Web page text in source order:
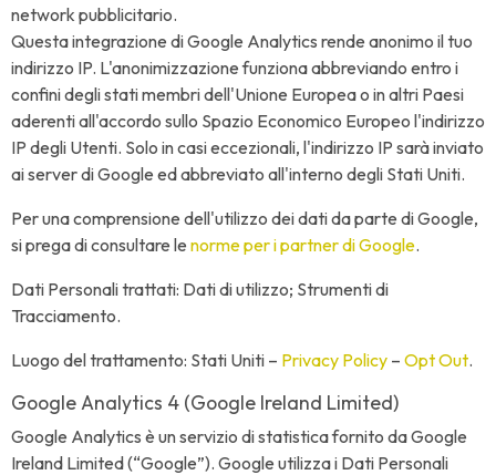
network pubblicitario.
Questa integrazione di Google Analytics rende anonimo il tuo
indirizzo IP. L'anonimizzazione funziona abbreviando entro i
confini degli stati membri dell'Unione Europea o in altri Paesi
aderenti all'accordo sullo Spazio Economico Europeo l'indirizzo
IP degli Utenti. Solo in casi eccezionali, l'indirizzo IP sarà inviato
ai server di Google ed abbreviato all'interno degli Stati Uniti.
Per una comprensione dell'utilizzo dei dati da parte di Google,
si prega di consultare le norme per i partner di Google.
Dati Personali trattati: Dati di utilizzo; Strumenti di
Tracciamento.
Luogo del trattamento: Stati Uniti – Privacy Policy – Opt Out.
Google Analytics 4 (Google Ireland Limited)
Google Analytics è un servizio di statistica fornito da Google
Ireland Limited (“Google”). Google utilizza i Dati Personali